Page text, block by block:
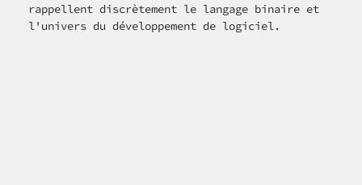
rappellent discrètement le langage binaire et
l'univers du développement de logiciel.